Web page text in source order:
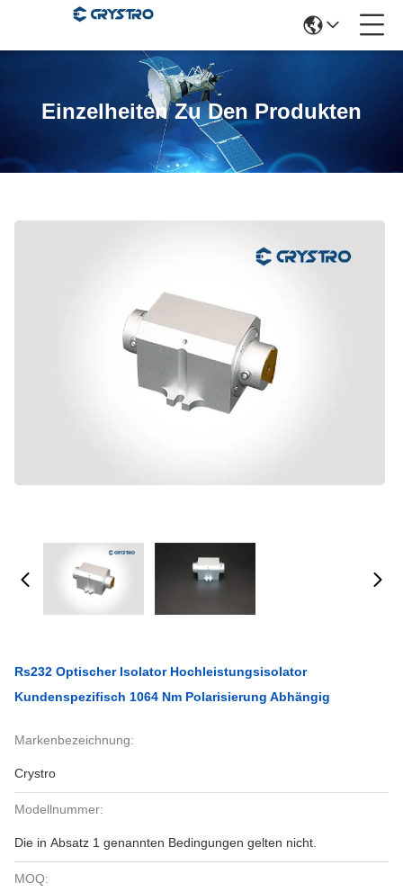
Einzelheiten Zu Den Produkten
Rs232 Optischer Isolator Hochleistungsisolator
Kundenspezifisch 1064 Nm Polarisierung Abhängig
Markenbezeichnung:
Crystro
Modellnummer:
Die in Absatz 1 genannten Bedingungen gelten nicht.
MOQ: